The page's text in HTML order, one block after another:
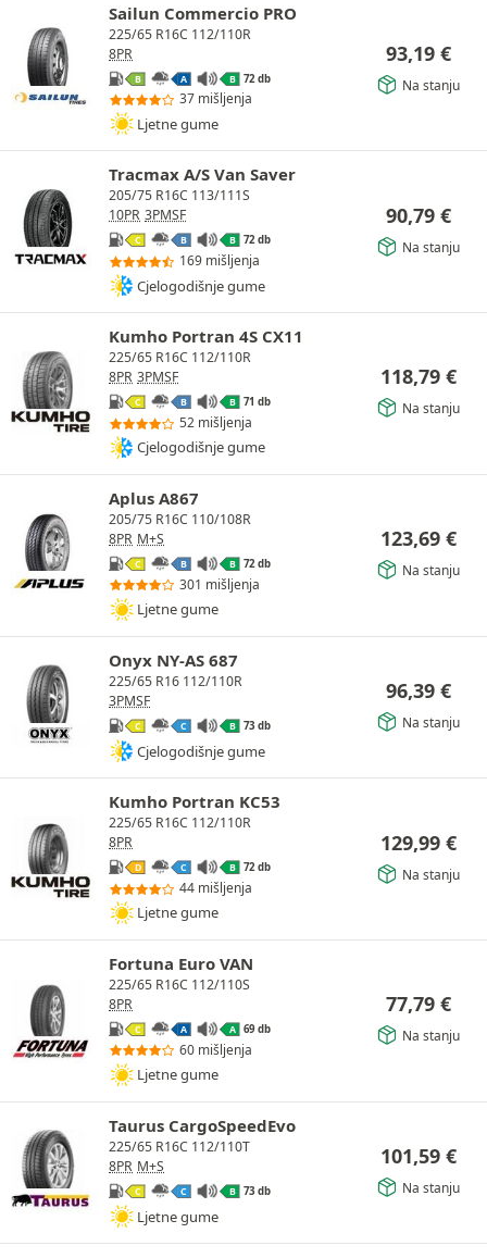
Sailun Commercio PRO
225/65 R16C 112/110R
8PR
B A B 72 db
37 mišljenja
Ljetne gume
93,19 €
Na stanju
Tracmax A/S Van Saver
205/75 R16C 113/111S
10PR 3PMSF
C B B 72 db
169 mišljenja
Cjelogodišnje gume
90,79 €
Na stanju
Kumho Portran 4S CX11
225/65 R16C 112/110R
8PR 3PMSF
C B B 71 db
52 mišljenja
Cjelogodišnje gume
118,79 €
Na stanju
Aplus A867
205/75 R16C 110/108R
8PR M+S
C B B 72 db
301 mišljenja
Ljetne gume
123,69 €
Na stanju
Onyx NY-AS 687
225/65 R16 112/110R
3PMSF
C C B 73 db
Cjelogodišnje gume
96,39 €
Na stanju
Kumho Portran KC53
225/65 R16C 112/110R
8PR
D C B 72 db
44 mišljenja
Ljetne gume
129,99 €
Na stanju
Fortuna Euro VAN
225/65 R16C 112/110S
8PR
C A A 69 db
60 mišljenja
Ljetne gume
77,79 €
Na stanju
Taurus CargoSpeedEvo
225/65 R16C 112/110T
8PR M+S
C C B 73 db
Ljetne gume
101,59 €
Na stanju